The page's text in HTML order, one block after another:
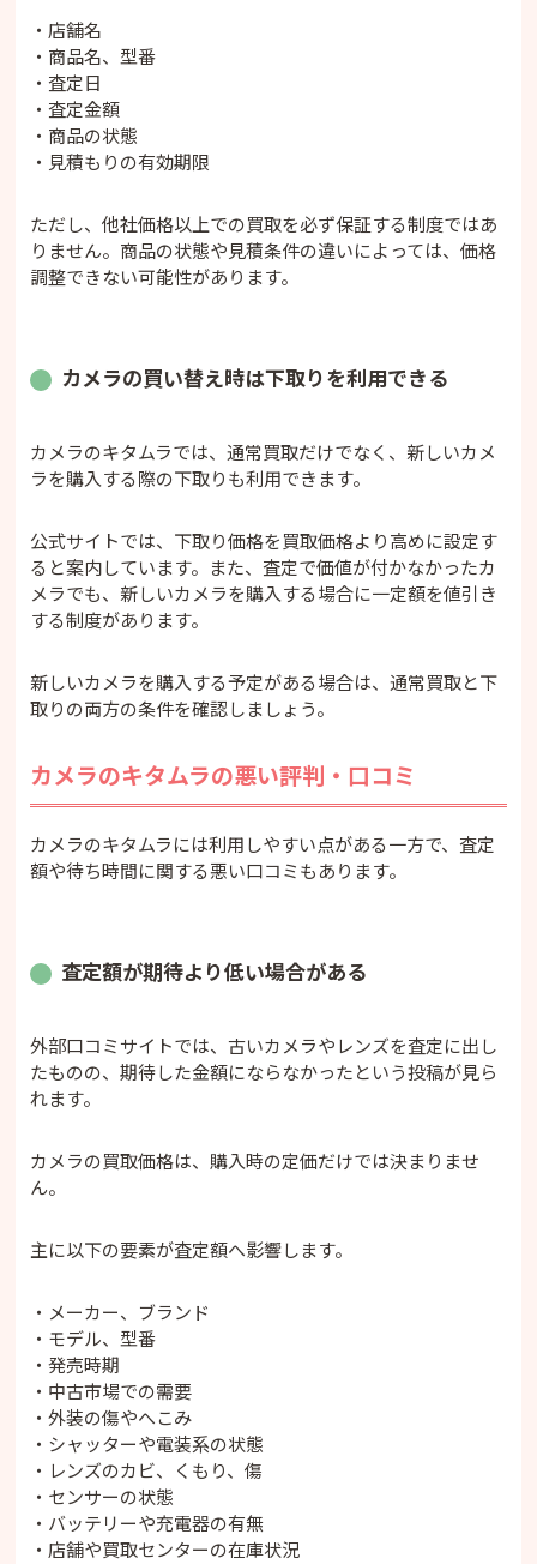
・店舗名
・商品名、型番
・査定日
・査定金額
・商品の状態
・見積もりの有効期限
ただし、他社価格以上での買取を必ず保証する制度ではあ
りません。商品の状態や見積条件の違いによっては、価格
調整できない可能性があります。
カメラの買い替え時は下取りを利用できる
カメラのキタムラでは、通常買取だけでなく、新しいカメ
ラを購入する際の下取りも利用できます。
公式サイトでは、下取り価格を買取価格より高めに設定す
ると案内しています。また、査定で価値が付かなかったカ
メラでも、新しいカメラを購入する場合に一定額を値引き
する制度があります。
新しいカメラを購入する予定がある場合は、通常買取と下
取りの両方の条件を確認しましょう。
カメラのキタムラの悪い評判・口コミ
カメラのキタムラには利用しやすい点がある一方で、査定
額や待ち時間に関する悪い口コミもあります。
査定額が期待より低い場合がある
外部口コミサイトでは、古いカメラやレンズを査定に出し
たものの、期待した金額にならなかったという投稿が見ら
れます。
カメラの買取価格は、購入時の定価だけでは決まりませ
ん。
主に以下の要素が査定額へ影響します。
・メーカー、ブランド
・モデル、型番
・発売時期
・中古市場での需要
・外装の傷やへこみ
・シャッターや電装系の状態
・レンズのカビ、くもり、傷
・センサーの状態
・バッテリーや充電器の有無
・店舗や買取センターの在庫状況